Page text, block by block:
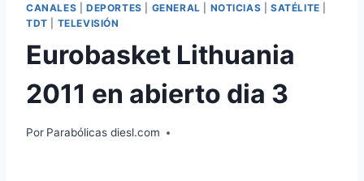
CANALES DEPORTES GENERAL NOTICIAS |SATÉLITE
TDT
TELEVISIÓN
Eurobasket Lithuania
2011 en abierto dia 3
Por Parabólicas diesl.com